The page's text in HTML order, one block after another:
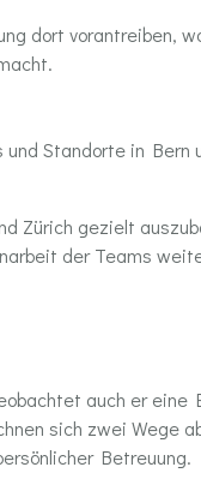
dort vorantreiben,
Standorte in Bern
Zürich gezielt
der Teams
auch er eine
sich zwei Wege
Betreuung.